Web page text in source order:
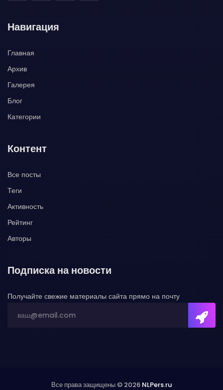
Навигация
Главная
Архив
Галерея
Блог
Категории
Контент
Все посты
Теги
Активность
Рейтинг
Авторы
Подписка на новости
Получайте свежие материалы сайта прямо на почту
Все права защищены © 2026 NLPers.ru